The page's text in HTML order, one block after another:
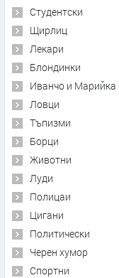
Студентски
Щирлиц
Лекари
Блондинки
Иванчо и Марийка
Ловци
Тъпизми
Борци
Животни
Луди
Полицаи
Цигани
Политически
Черен хумор
Спортни